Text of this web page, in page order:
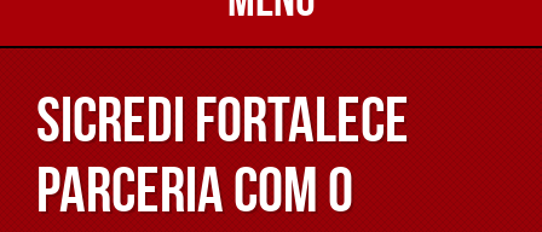
Sicredi fortalece
parceria com o